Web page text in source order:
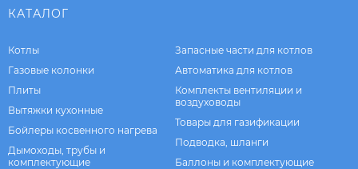
КАТАЛОГ
Котлы
Газовые колонки
Плиты
Вытяжки кухонные
Бойлеры косвенного нагрева
Дымоходы, трубы и
комплектующие
Запасные части для котлов
Автоматика для котлов
Комплекты вентиляции и
воздуховоды
Товары для газификации
Подводка, шланги
Баллоны и комплектующие